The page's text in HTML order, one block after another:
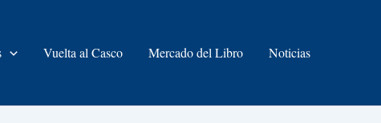
Vuelta al Casco Mercado del Libro Noticias